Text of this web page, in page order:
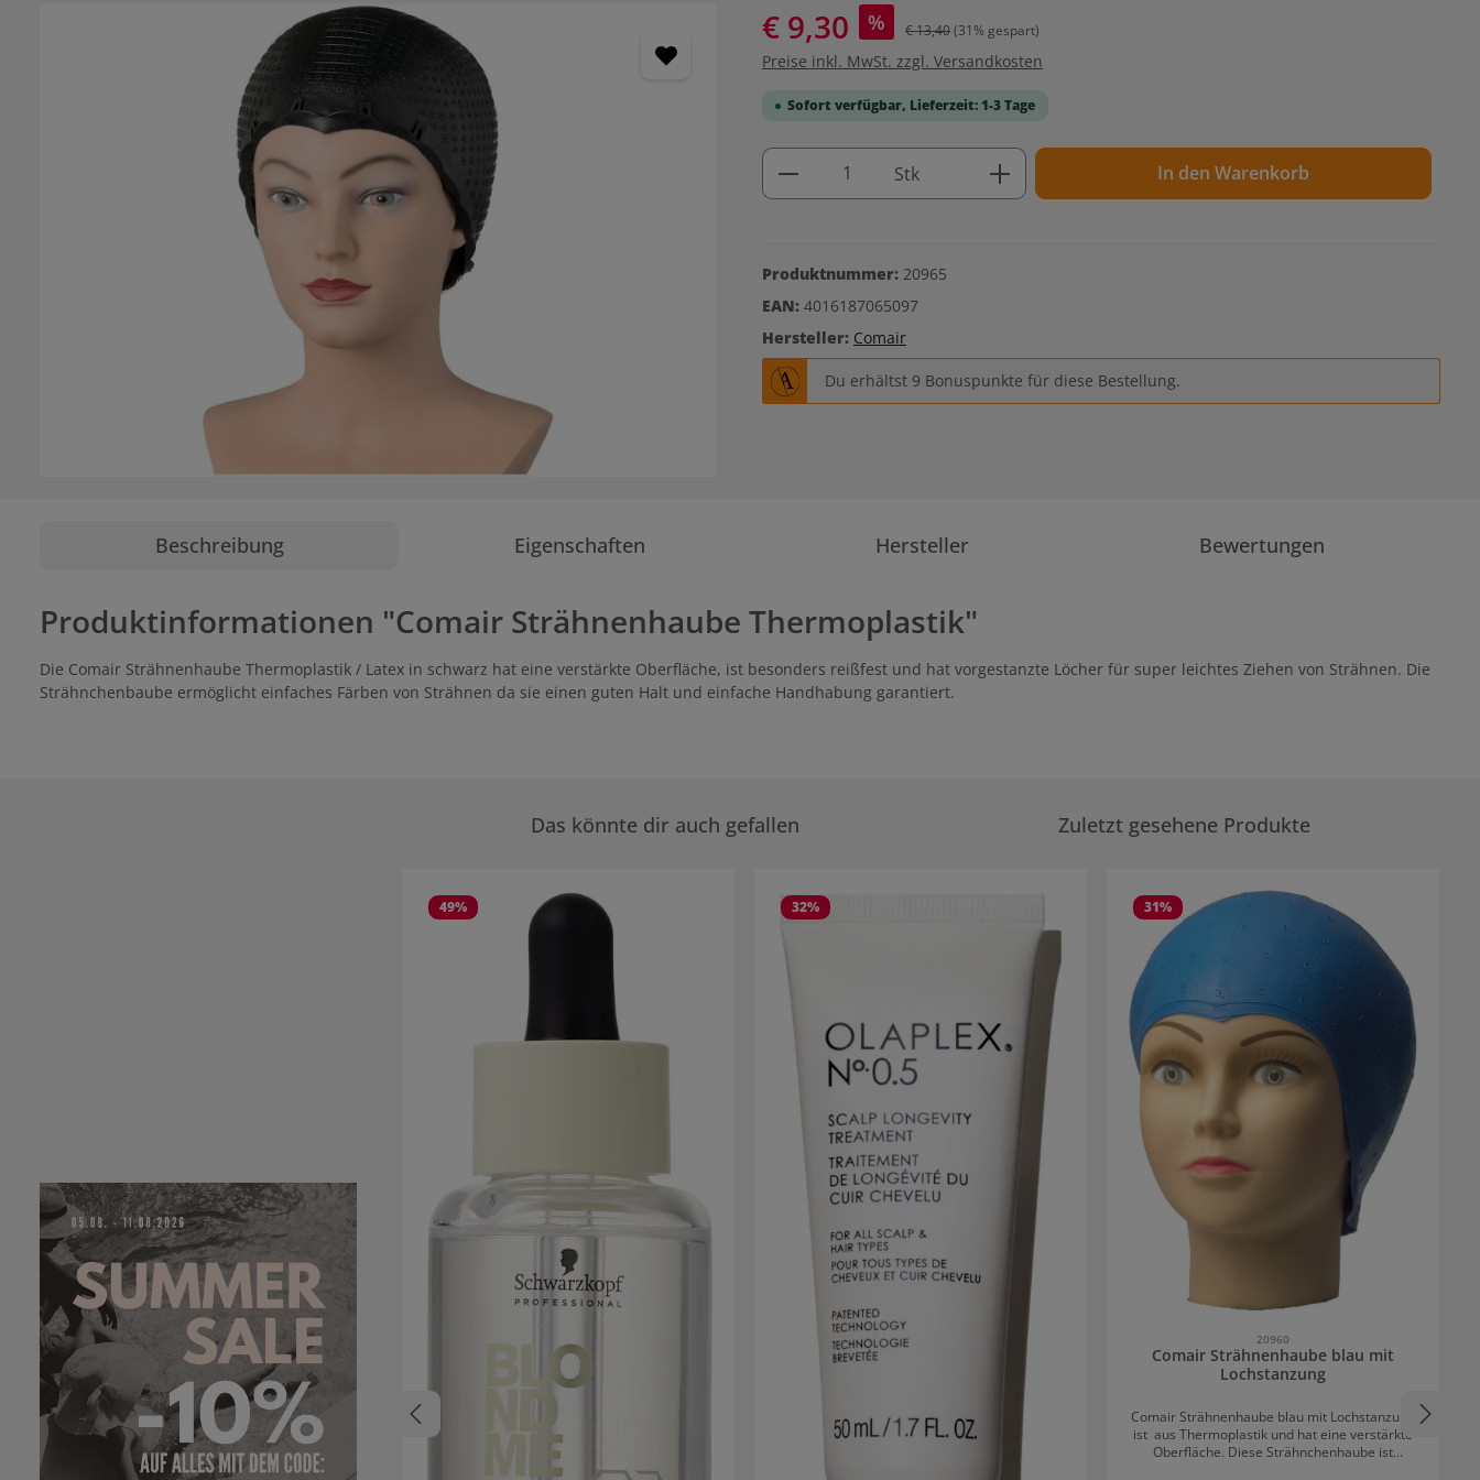
€ 9,30 % € 13,40(31% gespart)
Preise inkl. MwSt. zzgl. Versandkosten
Sofort verfügbar, Lieferzeit: 1-3 Tage
Produkt Anzahl: Gib den gewünschten Wert ein oder
Stk In den Warenkorb
Produktnummer: 20965
EAN: 4016187065097
Hersteller: Comair
Du erhältst 9 Bonuspunkte für diese Bestellung.
Beschreibung Eigenschaften Hersteller Bewertungen
Produktinformationen "Comair Strähnenhaube Thermoplastik"
Die Comair Strähnenhaube Thermoplastik / Latex in schwarz hat eine verstärkte Oberfläche, ist besonders reißfest und hat vorgestanzte Löcher für super leichtes Ziehen von Strähnen. Die
Strähnchenbaube ermöglicht einfaches Färben von Strähnen da sie einen guten Halt und einfache Handhabung garantiert.
Das könnte dir auch gefallen Zuletzt gesehene Produkte
49% 32% 31%
20960
Comair Strähnenhaube blau mit
Lochstanzung
Comair Strähnenhaube blau mit Lochstanzung
ist aus Thermoplastik und hat eine verstärkte
Oberfläche. Diese Strähnchenhaube ist